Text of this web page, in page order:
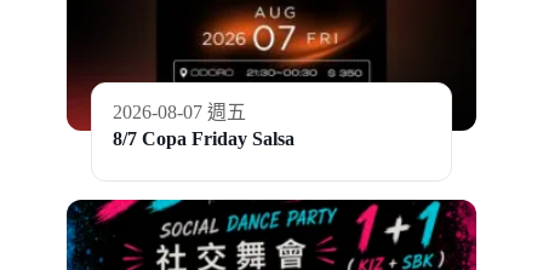
2026-08-07 週五
8/7 Copa Friday Salsa